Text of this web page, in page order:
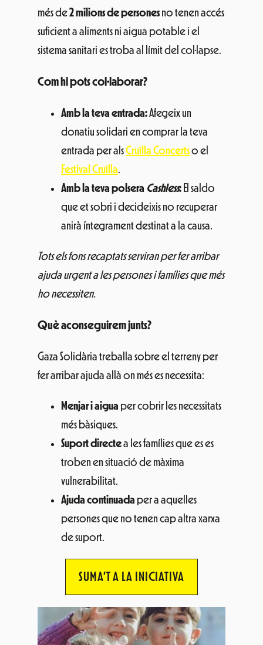
més de2 milions de persones no tenen accés
suficient a aliments ni aigua potable i el
sistema sanitari es troba al límit del col·lapse.
Com hi pots col·laborar?
Amb la teva entrada:Afegeix un
donatiu solidari en comprar la teva
entrada per alsCruïlla Concertso el
Festival Cruïlla.
Amb la teva polsera Cashless: El saldo
que et sobri i decideixis no recuperar
anirà íntegrament destinat a la causa.
Tots els fons recaptats serviran per fer arribar
ajuda urgent a les persones i famílies que més
ho necessiten.
Què aconseguirem junts?
Gaza Solidària treballa sobre el terreny per
fer arribar ajuda allà on més es necessita:
Menjar i aigua per cobrir les necessitats
més bàsiques.
Suport directea les famílies que es es
troben en situació de màxima
vulnerabilitat.
Ajuda continuada per a aquelles
persones que no tenen cap altra xarxa
de suport.
SUMA’T A LA INICIATIVA